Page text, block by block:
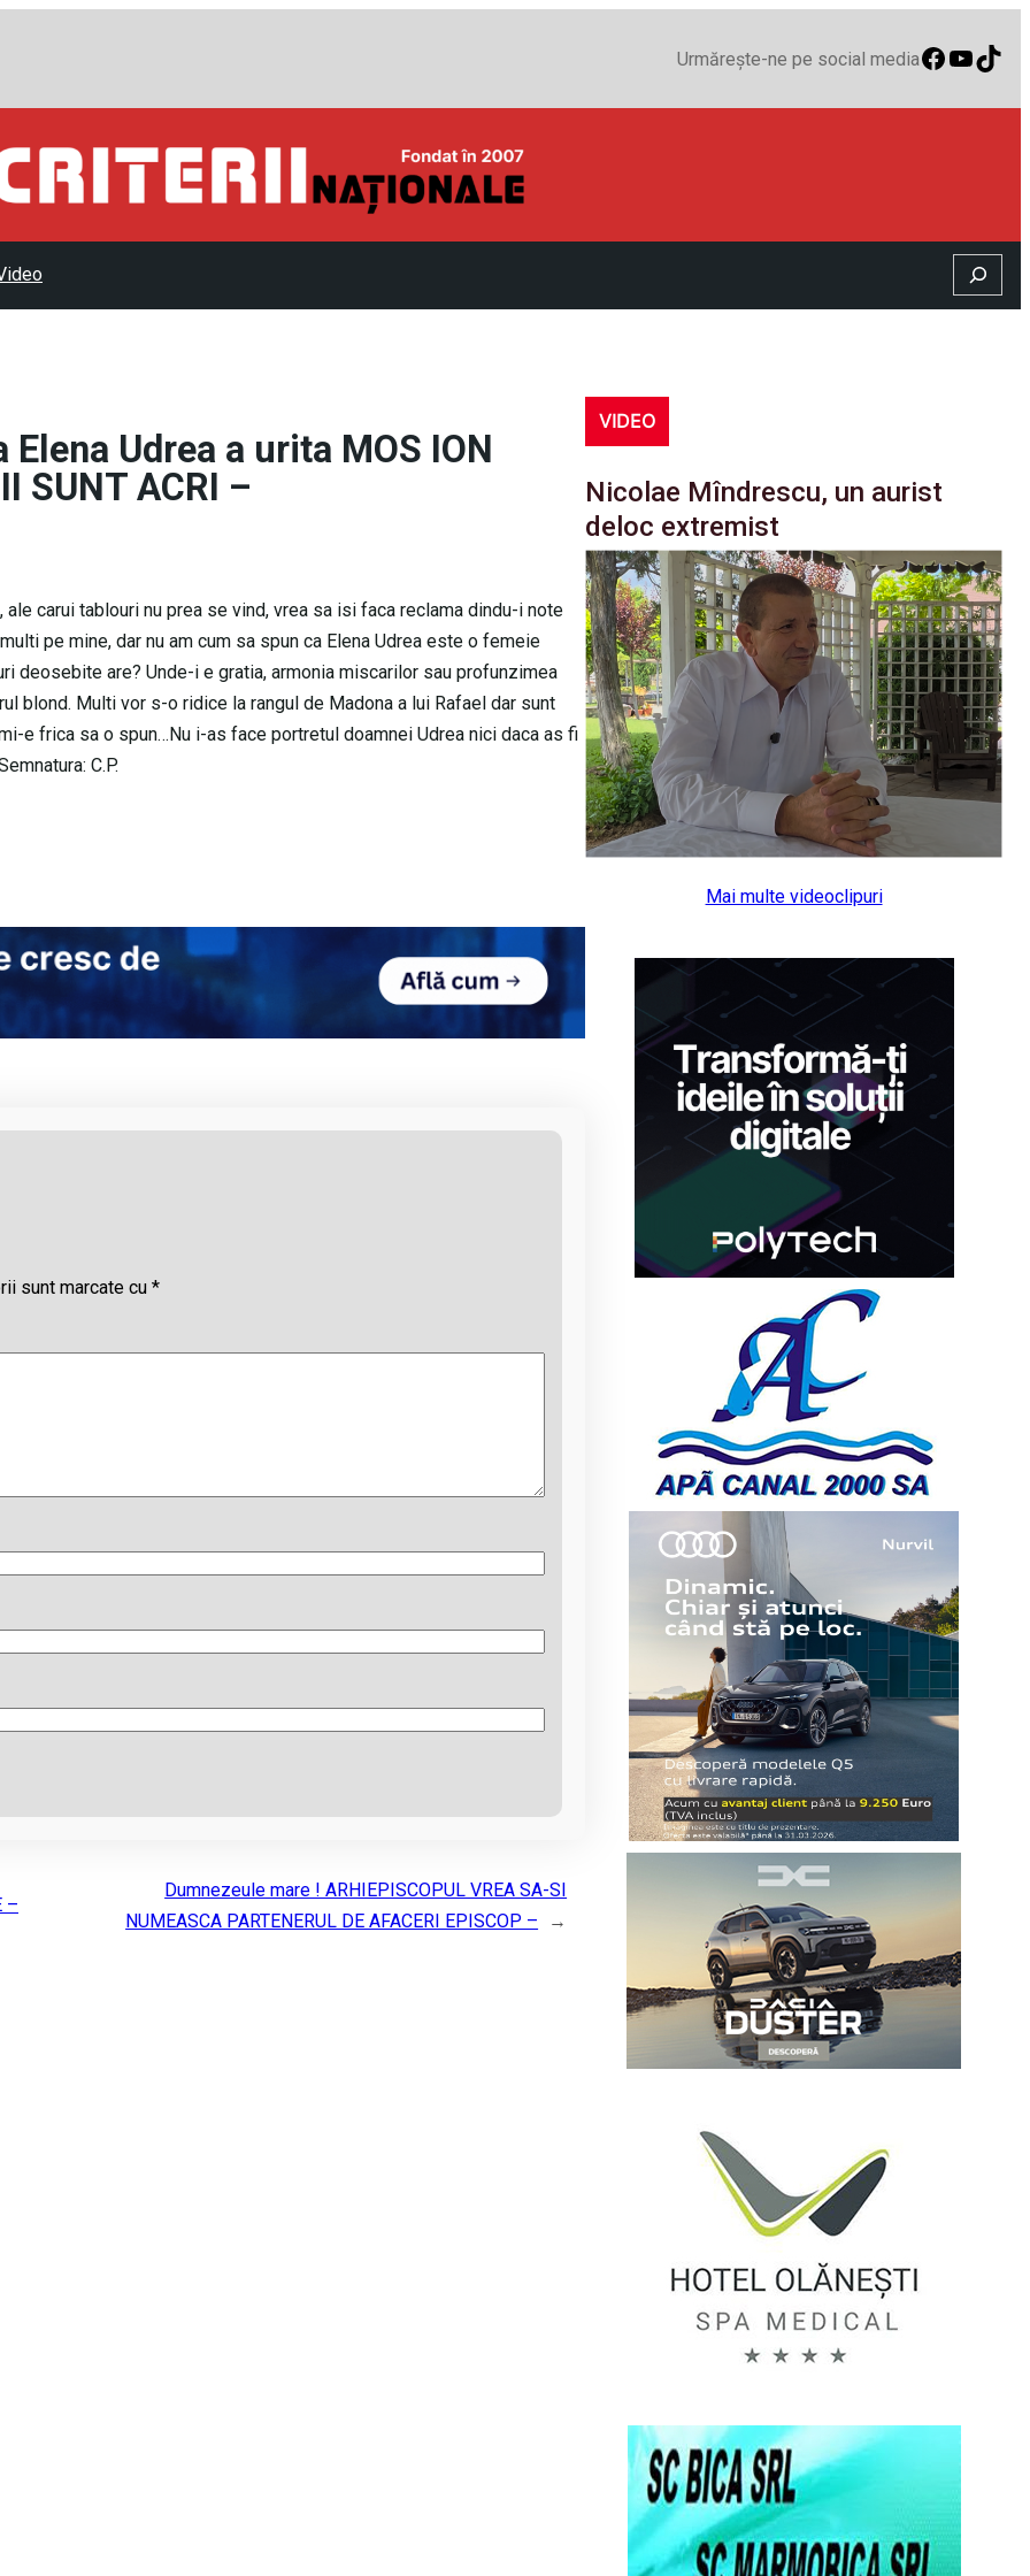
Urmărește-ne pe social media
Search
Udrea a urita MOS ION
SUNT ACRI –
carui tablouri nu prea se vind, vrea sa isi faca reclama dindu-i note
pe mine, dar nu am cum sa spun ca Elena Udrea este o femeie
deosebite are? Unde-i e gratia, armonia miscarilor sau profunzimea
blond. Multi vor s-o ridice la rangul de Madona a lui Rafael dar sunt
e frica sa o spun…Nu i-as face portretul doamnei Udrea nici daca as fi
C.P.
sunt marcate cu *
–
Dumnezeule mare ! ARHIEPISCOPUL VREA SA-SI
NUMEASCA PARTENERUL DE AFACERI EPISCOP –
→
VIDEO
Nicolae Mîndrescu, un aurist
deloc extremist
Mai multe videoclipuri